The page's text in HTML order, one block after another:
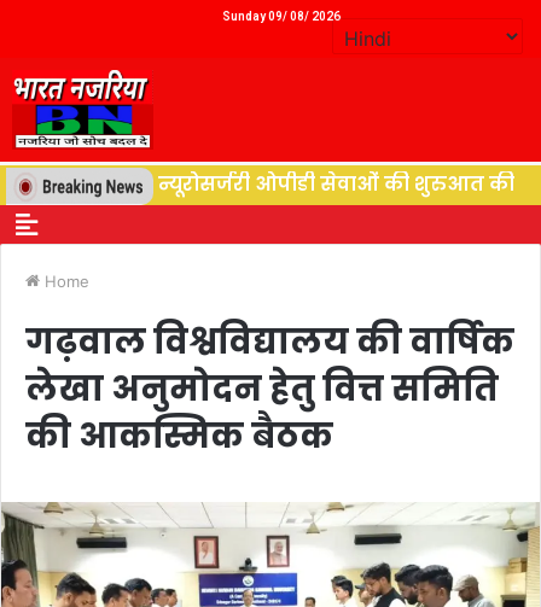
Sunday 09/ 08/ 2026
वैशाली ने न्यूरोसर्जरी ओपीडी सेवाओं की शुरुआत की
Home
गढ़वाल विश्वविद्यालय की वार्षिक
लेखा अनुमोदन हेतु वित्त समिति
की आकस्मिक बैठक